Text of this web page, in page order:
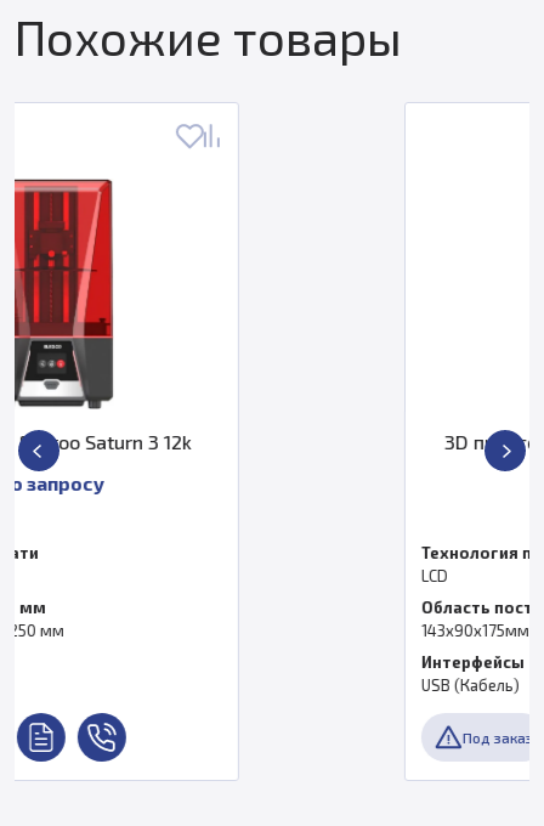
Похожие товары
3D принтер Elegoo Mars 3 Pro